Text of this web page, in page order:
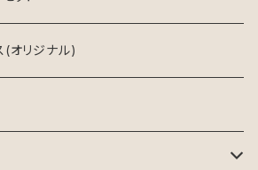
(オリジナル)